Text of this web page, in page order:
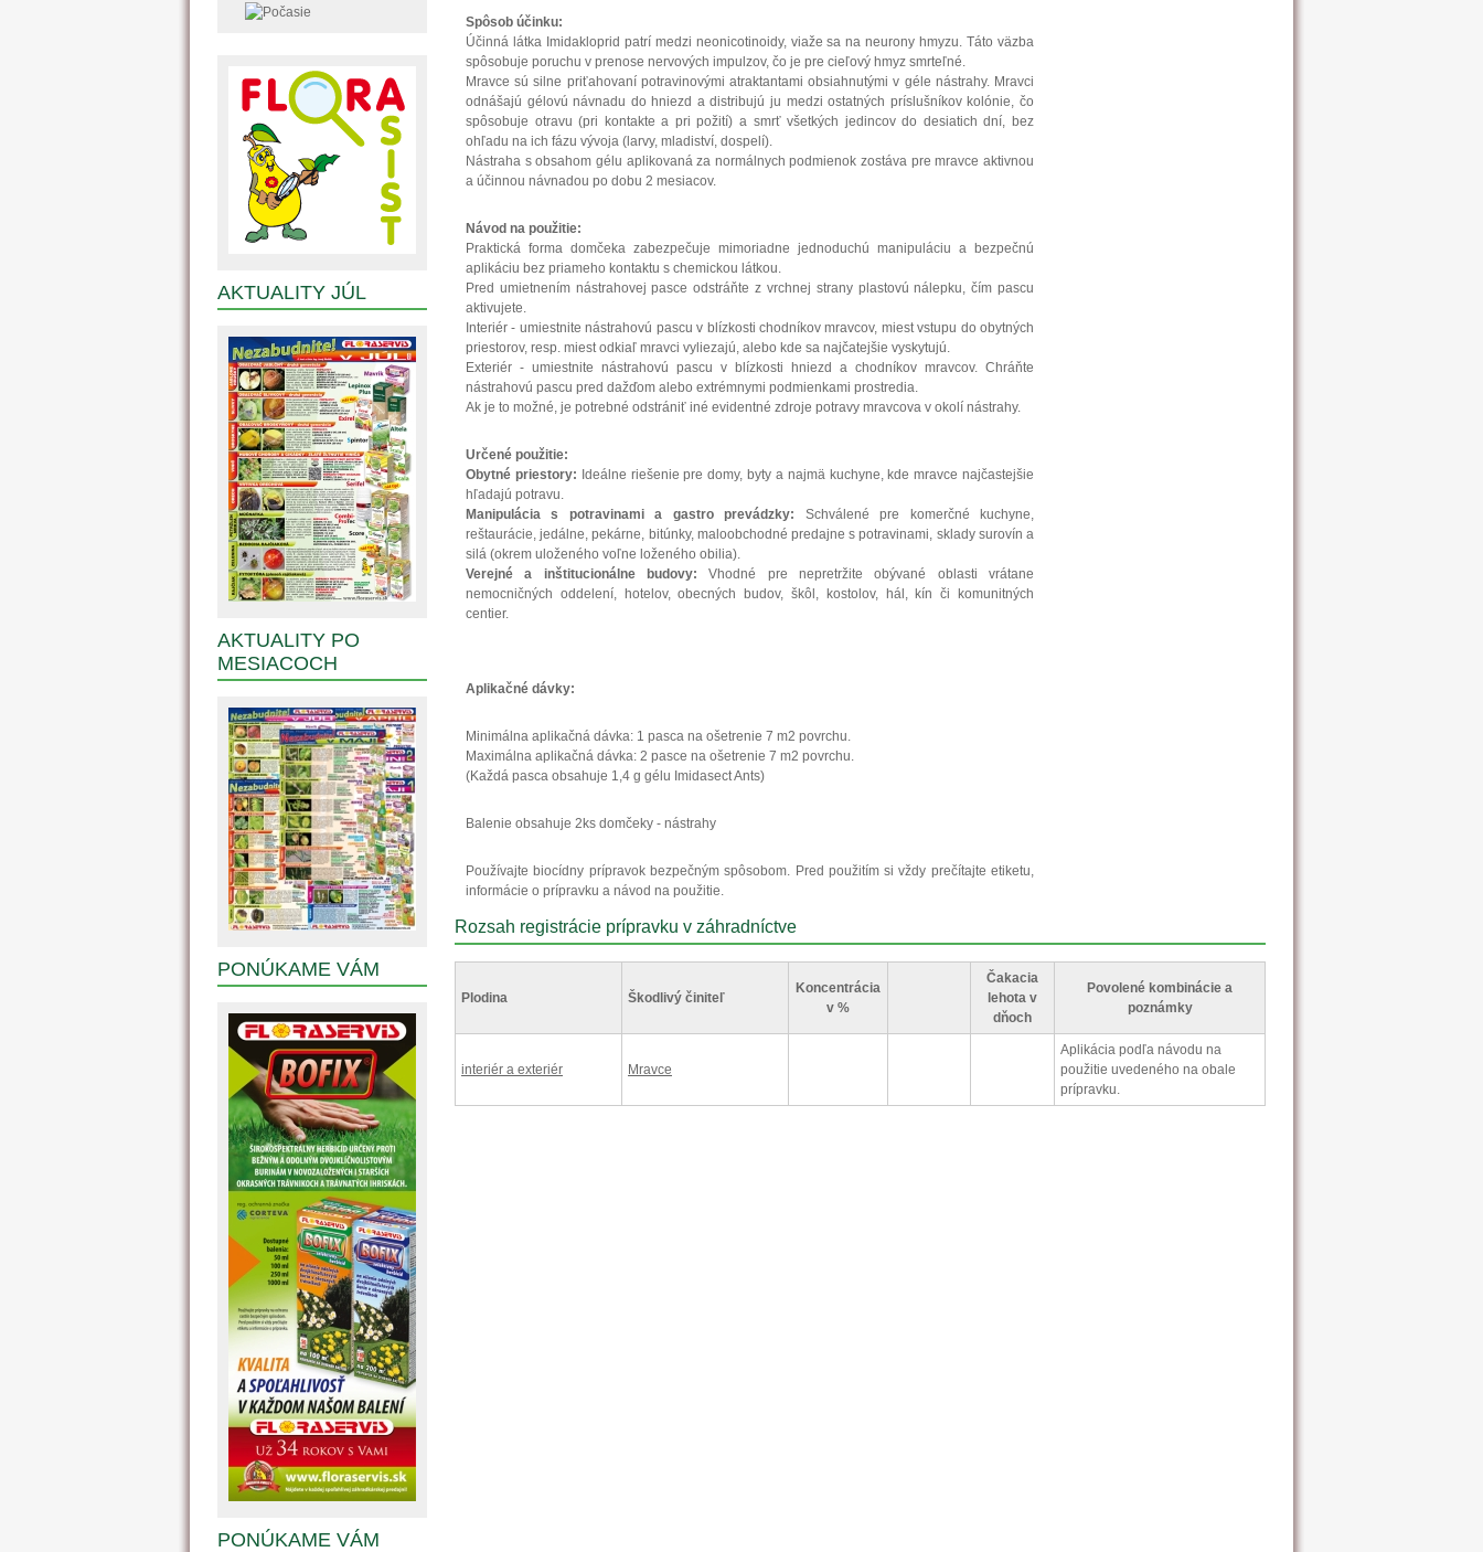
Spôsob účinku:
Účinná látka Imidakloprid patrí medzi neonicotinoidy, viaže sa na neurony hmyzu. Táto väzba
spôsobuje poruchu v prenose nervových impulzov, čo je pre cieľový hmyz smrteľné.
Mravce sú silne priťahovaní potravinovými atraktantami obsiahnutými v géle nástrahy. Mravci
odnášajú gélovú návnadu do hniezd a distribujú ju medzi ostatných príslušníkov kolónie, čo
spôsobuje otravu (pri kontakte a pri požití) a smrť všetkých jedincov do desiatich dní, bez
ohľadu na ich fázu vývoja (larvy, mladiství, dospelí).
Nástraha s obsahom gélu aplikovaná za normálnych podmienok zostáva pre mravce aktivnou
a účinnou návnadou po dobu 2 mesiacov.
Návod na použitie:
Praktická forma domčeka zabezpečuje mimoriadne jednoduchú manipuláciu a bezpečnú
aplikáciu bez priameho kontaktu s chemickou látkou.
Pred umietnením nástrahovej pasce odstráňte z vrchnej strany plastovú nálepku, čím pascu
aktivujete.
Interiér - umiestnite nástrahovú pascu v blízkosti chodníkov mravcov, miest vstupu do obytných
priestorov, resp. miest odkiaľ mravci vyliezajú, alebo kde sa najčatejšie vyskytujú.
Exteriér - umiestnite nástrahovú pascu v blízkosti hniezd a chodníkov mravcov. Chráňte
nástrahovú pascu pred dažďom alebo extrémnymi podmienkami prostredia.
Ak je to možné, je potrebné odstrániť iné evidentné zdroje potravy mravcova v okolí nástrahy.
Určené použitie:
Obytné priestory: Ideálne riešenie pre domy, byty a najmä kuchyne, kde mravce najčastejšie
hľadajú potravu.
Manipulácia s potravinami a gastro prevádzky: Schválené pre komerčné kuchyne,
reštaurácie, jedálne, pekárne, bitúnky, maloobchodné predajne s potravinami, sklady surovín a
silá (okrem uloženého voľne loženého obilia).
Verejné a inštitucionálne budovy: Vhodné pre nepretržite obývané oblasti vrátane
nemocničných oddelení, hotelov, obecných budov, škôl, kostolov, hál, kín či komunitných
centier.
Aplikačné dávky:
Minimálna aplikačná dávka: 1 pasca na ošetrenie 7 m2 povrchu.
Maximálna aplikačná dávka: 2 pasce na ošetrenie 7 m2 povrchu.
(Každá pasca obsahuje 1,4 g gélu Imidasect Ants)
Balenie obsahuje 2ks domčeky - nástrahy
Používajte biocídny prípravok bezpečným spôsobom. Pred použitím si vždy prečítajte etiketu,
informácie o prípravku a návod na použitie.
Rozsah registrácie prípravku v záhradníctve
Plodina Škodlivý činiteľ
Koncentrácia
v %
Čakacia
lehota v
dňoch
Povolené kombinácie a
poznámky
interiér a exteriér Mravce
Aplikácia podľa návodu na
použitie uvedeného na obale
prípravku.
AKTUALITY JÚL
AKTUALITY PO
MESIACOCH
PONÚKAME VÁM
PONÚKAME VÁM